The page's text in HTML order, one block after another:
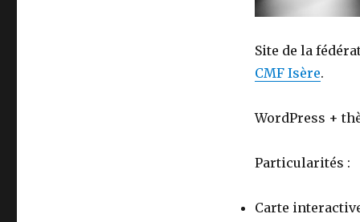
Site de la
CMF Isère.
WordPress +
Particularités :
Carte